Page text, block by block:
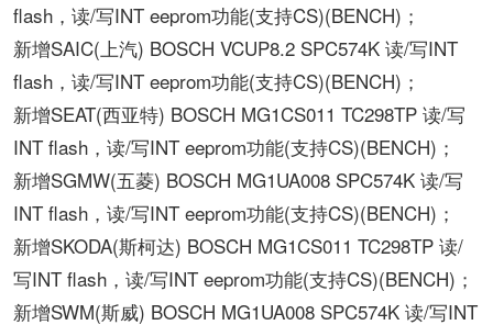
flash，读/写INT eeprom功能(支持CS)(BENCH)；
新增SAIC(上汽) BOSCH VCUP8.2 SPC574K 读/写INT
flash，读/写INT eeprom功能(支持CS)(BENCH)；
新增SEAT(西亚特) BOSCH MG1CS011 TC298TP 读/写
INT flash，读/写INT eeprom功能(支持CS)(BENCH)；
新增SGMW(五菱) BOSCH MG1UA008 SPC574K 读/写
INT flash，读/写INT eeprom功能(支持CS)(BENCH)；
新增SKODA(斯柯达) BOSCH MG1CS011 TC298TP 读/
写INT flash，读/写INT eeprom功能(支持CS)(BENCH)；
新增SWM(斯威) BOSCH MG1UA008 SPC574K 读/写INT